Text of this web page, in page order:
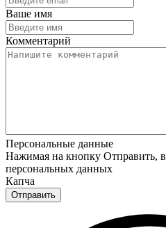
Ваше имя
Комментарий
Персональные данные
Нажимая на кнопку Отправить,
персональных данных
Капча
Отправить